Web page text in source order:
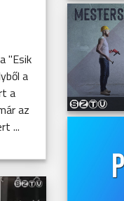
"Esik
a
a
az
...